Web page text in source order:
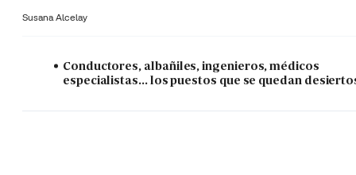
Susana Alcelay
Conductores, albañiles, ingenieros, médicos
especialistas... los puestos que se quedan